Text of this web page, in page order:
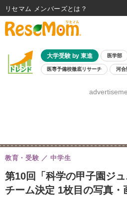
大学受験 by 東進 医学部
医専予備校徹底リサーチ 河合
8月開催学校説明会・
第10回「科学の甲子園ジ
チーム決定 1枚目の写真・
教育・受験 中学生
リセマム メンバーズ